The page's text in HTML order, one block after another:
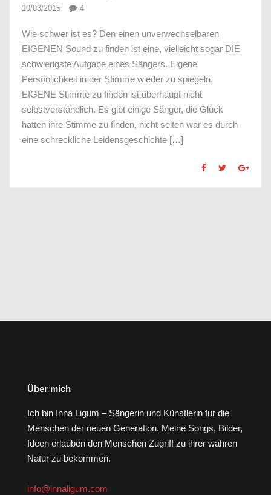
10/03/2015 4
Wie schwer ist es? Den einen unverwechselbaren
EIGENEN Sound zu finden ist eine, vielleicht sogar DIE
schwierigste Aufgabe eines Sängers. Eigene
Persönlichkeit in der Stimme wieder zu spiegeln,
EIGENE Stimme zu finden ist überhaupt nicht
selbstverständlich. Es gibt einige Sänger, die Glück
hatten ihre Stimme zu finden, nicht selten war es durch
eine schreckliche Leidensgeschichte […]
Über mich
Ich bin Inna Ligum – Sängerin und Künstlerin für die
Menschen der neuen Generation. Meine Songs, Bilder,
Ideen erlauben den Menschen Zugriff zu ihrer wahren
Natur zu bekommen.
info@innaligum.com